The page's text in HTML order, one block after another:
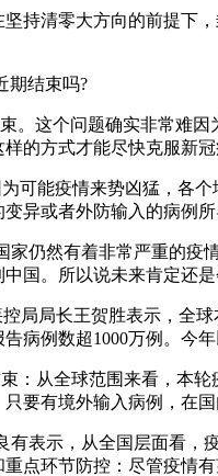
坚持清零大方向的前提
期结束吗?
。这个问题确实非常难
的方式才能尽快克服新
可能疫情来势凶猛，各
异或者外防输入的病例
家仍然有着非常严重的
国。所以说未来肯定还
局局长王贺胜表示，全
病例数超1000万例。今
：从全球范围来看，本
要有境外输入病例，在
有表示，从全国层面看
点环节防控：尽管疫情